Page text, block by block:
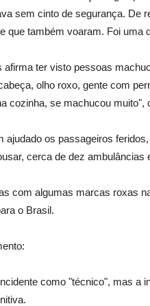
sem cinto de segurança. De
que também voaram. Foi uma
afirma ter visto pessoas
olho roxo, gente com
cozinha, se machucou muito",
ajudado os passageiros
cerca de dez
com algumas marcas roxas
o Brasil.
como "técnico", mas a